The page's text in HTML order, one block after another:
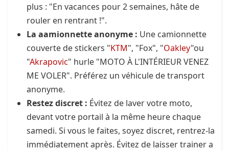
plus : "En vacances pour 2 semaines, hâte de
rouler en rentrant !".
La aamionnette anonyme : Une camionnette
couverte de stickers "KTM", "Fox", "Oakley"ou
"Akrapovic" hurle "MOTO À L'INTÉRIEUR VENEZ
ME VOLER". Préférez un véhicule de transport
anonyme.
Restez discret : Évitez de laver votre moto,
devant votre portail à la même heure chaque
samedi. Si vous le faites, soyez discret, rentrez-la
immédiatement après. Évitez de laisser trainer a